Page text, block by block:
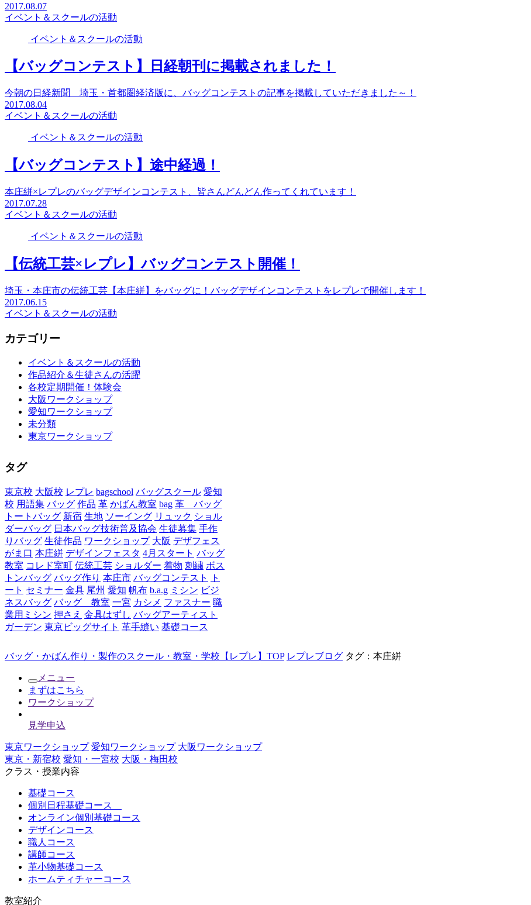
2017.08.07
イベント＆スクールの活動
イベント＆スクールの活動
【バッグコンテスト】日経朝刊に掲載されました！
今朝の日経新聞 埼玉・首都圏経済版に、バッグコンテストの記事を掲載していただきました～！
2017.08.04
イベント＆スクールの活動
イベント＆スクールの活動
【バッグコンテスト】途中経過！
本庄絣×レプレのバッグデザインコンテスト、皆さんどんどん作ってくれています！
2017.07.28
イベント＆スクールの活動
イベント＆スクールの活動
【伝統工芸×レプレ】バッグコンテスト開催！
埼玉・本庄市の伝統工芸【本庄絣】をバッグに！バッグデザインコンテストをレプレで開催します！
2017.06.15
イベント＆スクールの活動
カテゴリー
イベント＆スクールの活動
作品紹介＆生徒さんの活躍
各校定期開催！体験会
大阪ワークショップ
愛知ワークショップ
未分類
東京ワークショップ
タグ
東京校 大阪校 レプレ bagschool バッグスクール 愛知
校 用語集 バッグ 作品 革 かばん教室 bag 革 バッグ
トートバッグ 新宿 生地 ソーイング リュック ショル
ダーバッグ 日本バッグ技術普及協会 生徒募集 手作
りバッグ 生徒作品 ワークショップ 大阪 デザフェス
がま口 本庄絣 デザインフェスタ 4月スタート バッグ
教室 コレド室町 伝統工芸 ショルダー 着物 刺繍 ボス
トンバッグ バッグ作り 本庄市 バッグコンテスト
ト
ート セミナー 金具 尾州 愛知 帆布 b.a.g ミシン ビジ
ネスバッグ バッグ 教室 一宮 カシメ ファスナー 職
業用ミシン 押さえ 金具はずし バッグアーティスト
ガーデン 東京ビッグサイト 革手縫い 基礎コース
バッグ・かばん作り・製作のスクール・教室・学校【レプレ】TOP レプレブログ タグ：本庄絣
メニュー
まずはこちら
ワークショップ
見学申込
東京ワークショップ 愛知ワークショップ 大阪ワークショップ
東京・新宿校 愛知・一宮校 大阪・梅田校
クラス・授業内容
基礎コース
個別日程基礎コース
オンライン個別基礎コース
デザインコース
職人コース
講師コース
革小物基礎コース
ホームティチャーコース
教室紹介